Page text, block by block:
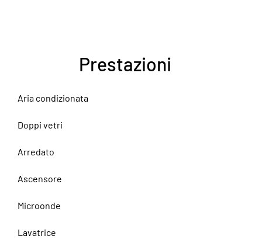
Prestazioni
Aria condizionata
Doppi vetri
Arredato
Ascensore
Microonde
Lavatrice